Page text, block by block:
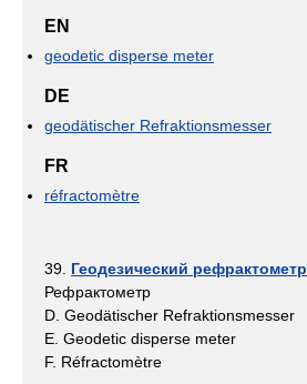
EN
geodetic disperse meter
DE
geodätischer Refraktionsmesser
FR
réfractomètre
39. Геодезический рефрактометр
Рефрактометр
D. Geodätischer Refraktionsmesser
Е. Geodetic disperse meter
F. Réfractomètre